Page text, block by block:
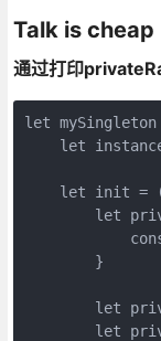
Talk is cheap
通过打印
let
let
let init =
let
        }
let
let